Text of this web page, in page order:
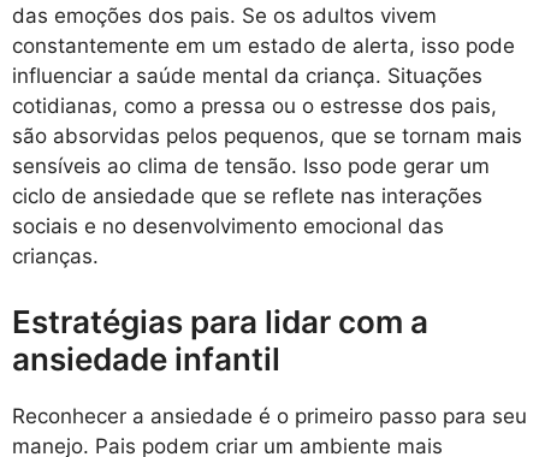
das emoções dos pais. Se os adultos vivem
constantemente em um estado de alerta, isso pode
influenciar a saúde mental da criança. Situações
cotidianas, como a pressa ou o estresse dos pais,
são absorvidas pelos pequenos, que se tornam mais
sensíveis ao clima de tensão. Isso pode gerar um
ciclo de ansiedade que se reflete nas interações
sociais e no desenvolvimento emocional das
crianças.
Estratégias para lidar com a
ansiedade infantil
Reconhecer a ansiedade é o primeiro passo para seu
manejo. Pais podem criar um ambiente mais